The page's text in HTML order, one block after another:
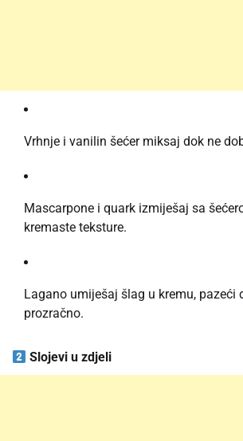
Vrhnje i vanilin šećer miksaj dok ne
Mascarpone i quark izmiješaj sa
kremaste teksture.
Lagano umiješaj šlag u kremu, pazeći
prozračno.
Slojevi u zdjeli